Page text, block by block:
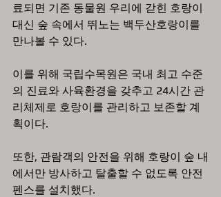
료되면 기존 동물원 우리에 갇힌 호랑이
대신 숲 속에서 뛰노는 백두산호랑이를
만나볼 수 있다.
이를 위해 국립수목원은 국내 최고 수준
의 진료와 사육환경을 갖추고 24시간 관
리체제로 호랑이를 관리하고 보존할 계
획이다.
또한, 관람객의 안전을 위해 호랑이 숲 내
에서만 방사하고 탈출할 수 없도록 안전
펜스를 설치했다.